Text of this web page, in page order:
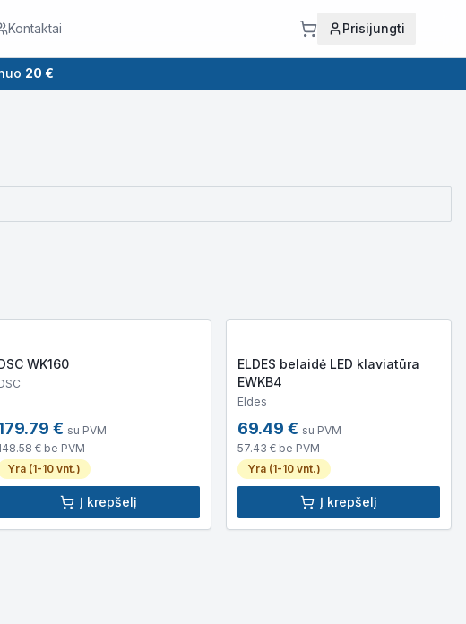
Kontaktai Prisijungti
20 €
WK160
€ su PVM
€ be PVM
Yra (1-10 vnt.)
Į krepšelį
ELDES belaidė LED klaviatūra
EWKB4
Eldes
69.49 € su PVM
57.43 € be PVM
Yra (1-10 vnt.)
Į krepšelį